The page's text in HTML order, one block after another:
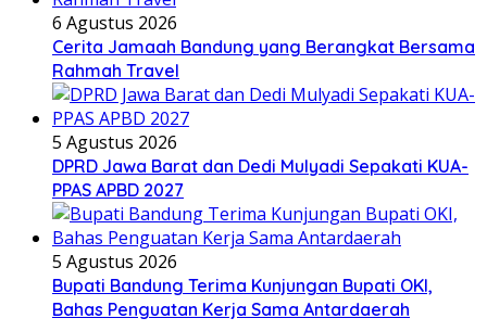
6 Agustus 2026
Cerita Jamaah Bandung yang Berangkat Bersama
Rahmah Travel
5 Agustus 2026
DPRD Jawa Barat dan Dedi Mulyadi Sepakati KUA-
PPAS APBD 2027
5 Agustus 2026
Bupati Bandung Terima Kunjungan Bupati OKI,
Bahas Penguatan Kerja Sama Antardaerah